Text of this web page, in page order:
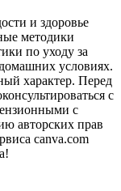
и здоровье
методики
по уходу за
условиях.
характер. Перед
с
с
авторских прав
canva.com